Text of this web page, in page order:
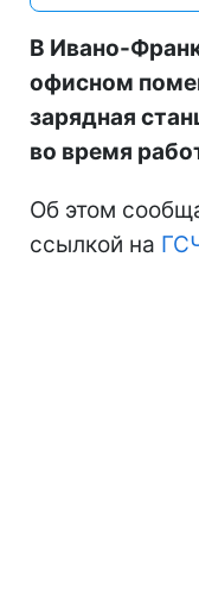
В Ивано-
офисном
зарядная
во время
Об этом
ссылкой на